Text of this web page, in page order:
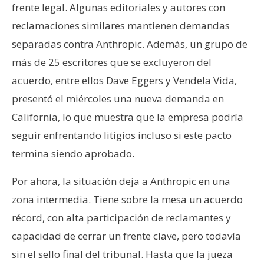
frente legal. Algunas editoriales y autores con
reclamaciones similares mantienen demandas
separadas contra Anthropic. Además, un grupo de
más de 25 escritores que se excluyeron del
acuerdo, entre ellos Dave Eggers y Vendela Vida,
presentó el miércoles una nueva demanda en
California, lo que muestra que la empresa podría
seguir enfrentando litigios incluso si este pacto
termina siendo aprobado.
Por ahora, la situación deja a Anthropic en una
zona intermedia. Tiene sobre la mesa un acuerdo
récord, con alta participación de reclamantes y
capacidad de cerrar un frente clave, pero todavía
sin el sello final del tribunal. Hasta que la jueza